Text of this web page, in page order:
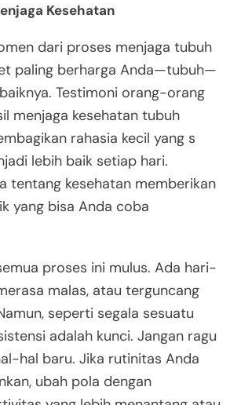
Kesehatan
dari proses menjaga tubuh
paling berharga Anda—tubuh—
Testimoni orang-orang
menjaga kesehatan tubuh
rahasia kecil yang s
lebih baik setiap hari.
tentang kesehatan memberikan
yang bisa Anda coba
proses ini mulus. Ada hari-
malas, atau terguncang
seperti segala sesuatu
adalah kunci. Jangan ragu
hal baru. Jika rutinitas Anda
ubah pola dengan